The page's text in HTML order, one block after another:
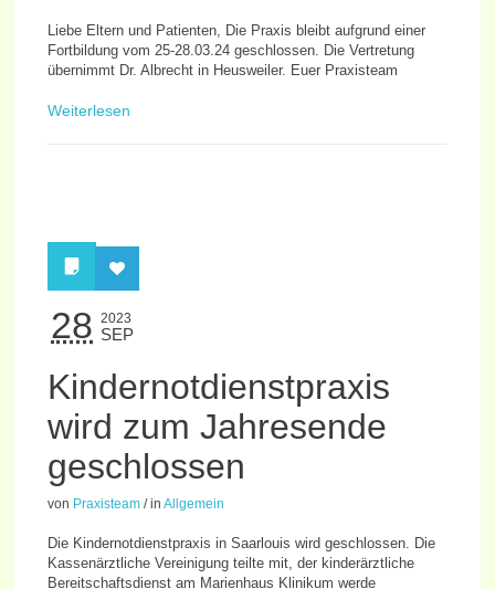
Liebe Eltern und Patienten, Die Praxis bleibt aufgrund einer
Fortbildung vom 25-28.03.24 geschlossen. Die Vertretung
übernimmt Dr. Albrecht in Heusweiler. Euer Praxisteam
Weiterlesen
28 2023
SEP
Kindernotdienstpraxis
wird zum Jahresende
geschlossen
von Praxisteam / inAllgemein
Die Kindernotdienstpraxis in Saarlouis wird geschlossen. Die
Kassenärztliche Vereinigung teilte mit, der kinderärztliche
Bereitschaftsdienst am Marienhaus Klinikum werde